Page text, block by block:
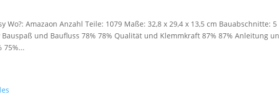
Wo?: Amazaon Anzahl Teile: 1079 Maße: 32,8 x 29,4 x 13,5 cm Bauabschnitte: 5
Bauspaß und Baufluss 78% 78% Qualität und Klemmkraft 87% 87% Anleitung
75%...